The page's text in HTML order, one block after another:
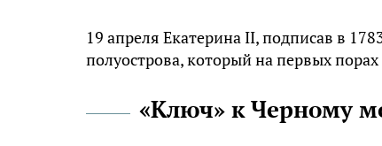
19 апреля Екатерина II, подписав в
полуострова, который на первых
«Ключ» к Черному